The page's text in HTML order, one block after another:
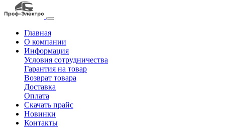
Главная
О компании
Информация
Условия сотрудничества
Гарантия на товар
Возврат товара
Доставка
Оплата
Скачать прайс
Новинки
Контакты